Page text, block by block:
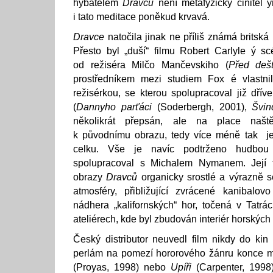
hybatelemDravců není metafyzický činitel
i tato meditace poněkud krvavá.
Dravce natočila jinak ne příliš známá britská
Přesto byl „duší“ filmu Robert Carlyle ý
od režiséra Milčo Mančevskiho (Před
prostředníkem mezi studiem Fox é
režisérkou, se kterou spolupracoval již
(Dannyho parťáci(Soderbergh, 2001),
několikrát přepsán, ale na place
k původnímu obrazu, tedy více méně tak
celku. Vše je navíc podtrženo
spolupracoval s Michalem Nymanem.
obrazyDravců organicky srostlé a výrazně
atmosféry, přibližující zvrácené
nádhera „kalifornských“ hor, točená v
ateliérech, kde byl zbudován interiér horských
Český distributor neuvedl film nikdy do
perlám na pomezí hororového žánru konce
(Proyas, 1998) nebo Upíři (Carpenter,